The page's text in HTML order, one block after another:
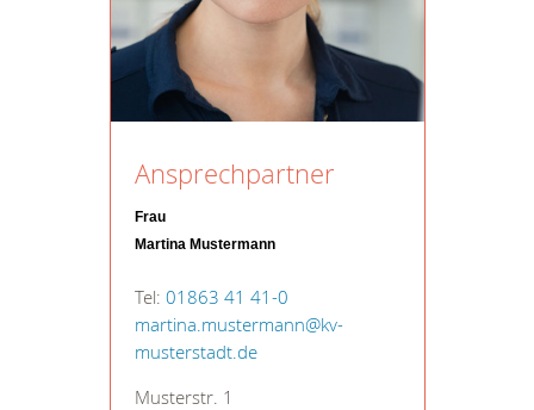
Ansprechpartner
Frau
Martina Mustermann
Tel: 01863 41 41-0
martina.mustermann@kv-
musterstadt.de
Musterstr. 1